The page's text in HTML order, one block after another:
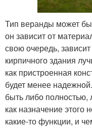
Тип веранды может
он зависит от
свою очередь,
кирпичного здания
как пристроенная
будет менее
быть либо полностью,
как назначение этого
какие-то функции, и